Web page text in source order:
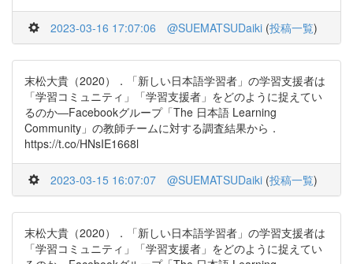
2023-03-16 17:07:06 @SUEMATSUDaiki (投稿一覧)
末松大貴（2020）．「新しい日本語学習者」の学習支援者は
「学習コミュニティ」「学習支援者」をどのように捉えてい
るのか―Facebookグループ「The 日本語 Learning
Community」の教師チームに対する調査結果から．
https://t.co/HNsIE1668l
2023-03-15 16:07:07 @SUEMATSUDaiki (投稿一覧)
末松大貴（2020）．「新しい日本語学習者」の学習支援者は
「学習コミュニティ」「学習支援者」をどのように捉えてい